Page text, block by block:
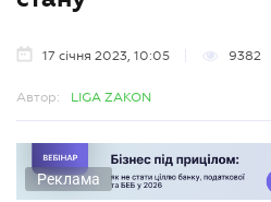
17 січня 2023, 10:05 9382
Автор: LIGA ZAKON
Реклама